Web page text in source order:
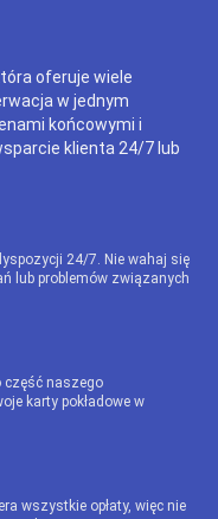
oferuje wiele
w jednym
końcowymi i
klienta 24/7 lub
24/7. Nie wahaj się
lub problemów związanych
część naszego
karty pokładowe w
wszystkie opłaty, więc nie